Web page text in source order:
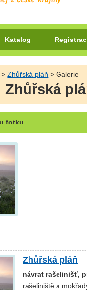
Katalog
>Zhůřská pláň > Galerie
Zhůřská
fotku
Zhůřská pláň
návrat rašelinišť,
rašeliniště a